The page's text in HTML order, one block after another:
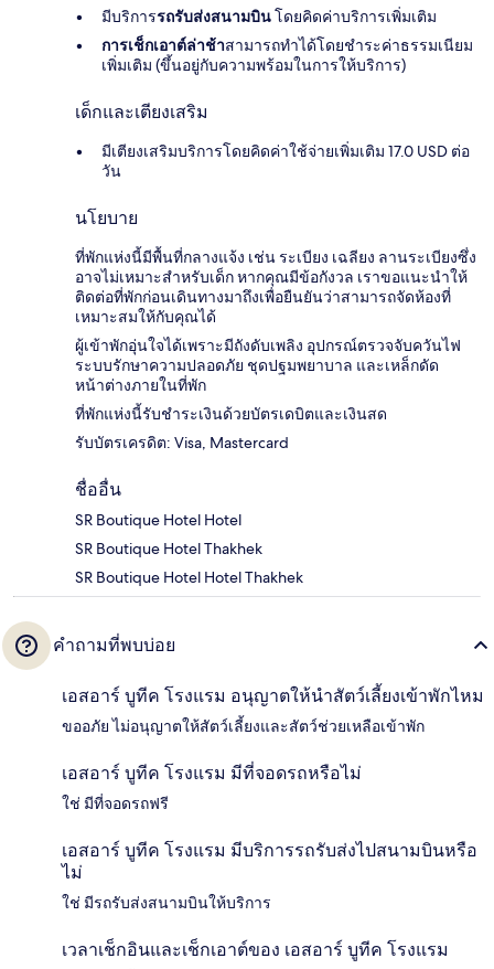
มีบริการรถรับส่งสนามบินโดยคิดค่าบริการเพิ่มเติม
การเช็กเอาต์ล่าช้าสามารถทำได้โดยชำระค่าธรรมเนียม
เพิ่มเติม (ขึ้นอยู่กับความพร้อมในการให้บริการ)
เด็กและเตียงเสริม
มีเตียงเสริมบริการโดยคิดค่าใช้จ่ายเพิ่มเติม 17.0 USD ต่อ
วัน
นโยบาย
ที่พักแห่งนี้มีพื้นที่กลางแจ้ง เช่น ระเบียง เฉลียง ลานระเบียงซึ่ง
อาจไม่เหมาะสำหรับเด็ก หากคุณมีข้อกังวล เราขอแนะนำให้
ติดต่อที่พักก่อนเดินทางมาถึงเพื่อยืนยันว่าสามารถจัดห้องที่
เหมาะสมให้กับคุณได้
ผู้เข้าพักอุ่นใจได้เพราะมีถังดับเพลิง อุปกรณ์ตรวจจับควันไฟ
ระบบรักษาความปลอดภัย ชุดปฐมพยาบาล และเหล็กดัด
หน้าต่างภายในที่พัก
ที่พักแห่งนี้รับชำระเงินด้วยบัตรเดบิตและเงินสด
รับบัตรเครดิต: Visa, Mastercard
ชื่ออื่น
SR Boutique Hotel Hotel
SR Boutique Hotel Thakhek
SR Boutique Hotel Hotel Thakhek
คำถามที่พบบ่อย
เอสอาร์ บูทีค โรงแรม อนุญาตให้นำสัตว์เลี้ยงเข้าพักไหม
ขออภัย ไม่อนุญาตให้สัตว์เลี้ยงและสัตว์ช่วยเหลือเข้าพัก
เอสอาร์ บูทีค โรงแรม มีที่จอดรถหรือไม่
ใช่ มีที่จอดรถฟรี
เอสอาร์ บูทีค โรงแรม มีบริการรถรับส่งไปสนามบินหรือ
ไม่
ใช่ มีรถรับส่งสนามบินให้บริการ
เวลาเช็กอินและเช็กเอาต์ของ เอสอาร์ บูทีค โรงแรม